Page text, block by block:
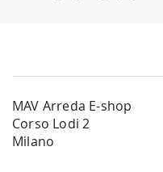
MAV Arreda E-shop
Corso Lodi 2
Milano